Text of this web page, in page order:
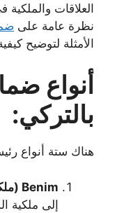
العلاقات
نظرة عامة على
الأمثلة لتوضيح
أنواع
بالتركي:
هناك ستة أنواع
Benim (ملكي):
إلى ملكية